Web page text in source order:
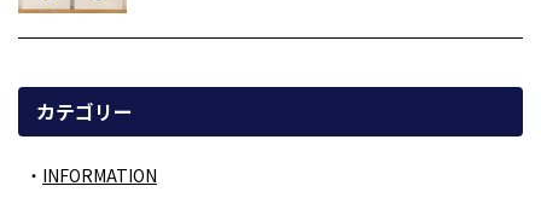
カテゴリー
INFORMATION